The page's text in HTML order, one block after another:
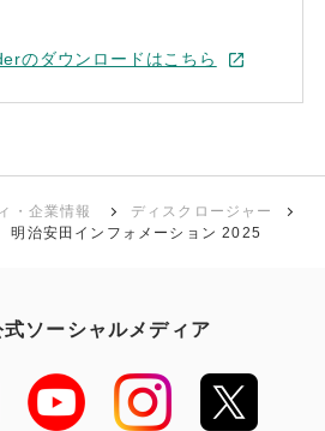
のダウンロードはこちら
・企業情報
ディスクロージャー
明治安田インフォメーション 2025
ソーシャルメディア